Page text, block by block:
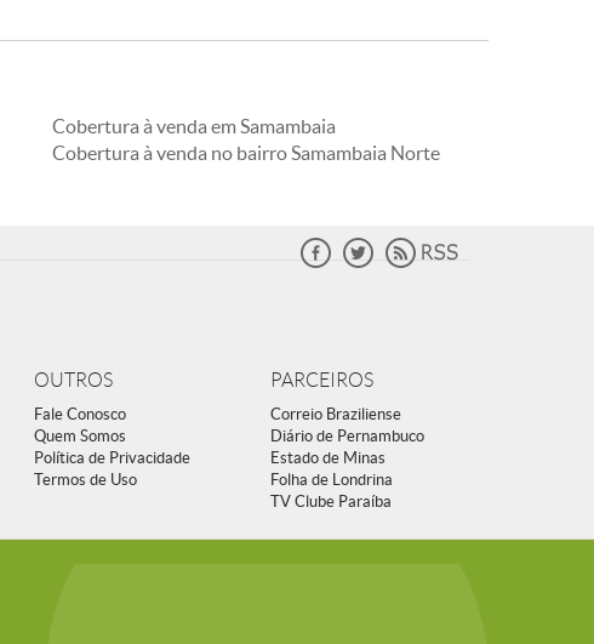
Cobertura à venda em Samambaia
Cobertura à venda no bairro Samambaia Norte
OUTROS
Fale Conosco
Quem Somos
Política de Privacidade
Termos de Uso
PARCEIROS
Correio Braziliense
Diário de Pernambuco
Estado de Minas
Folha de Londrina
TV Clube Paraíba